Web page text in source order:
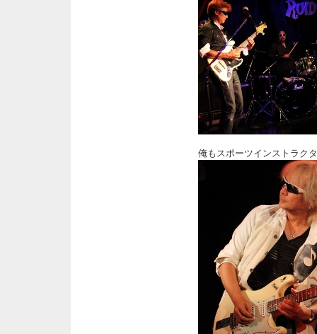
俺もスポーツインストラク